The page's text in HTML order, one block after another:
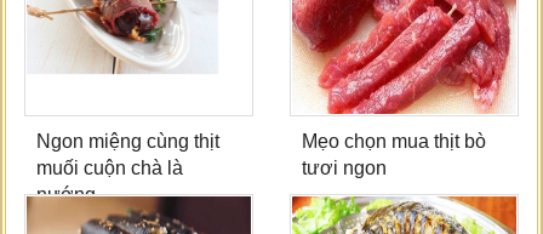
Ngon miệng cùng thịt
muối cuộn chà là
nướng
Mẹo chọn mua thịt bò
tươi ngon